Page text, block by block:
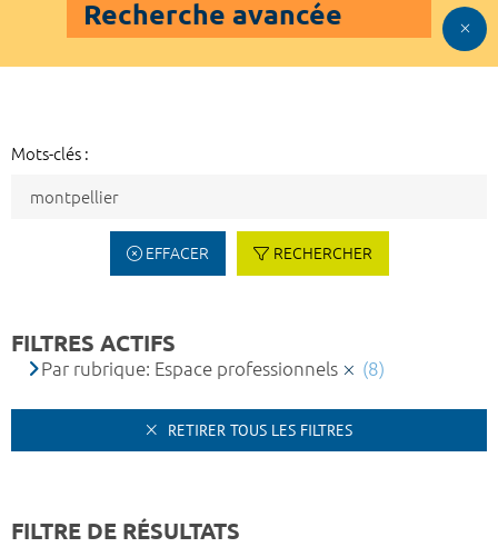
Recherche avancée
Mots-clés :
EFFACER RECHERCHER
FILTRES ACTIFS
Par rubrique: Espace professionnels (8)
RETIRER TOUS LES FILTRES
FILTRE DE RÉSULTATS